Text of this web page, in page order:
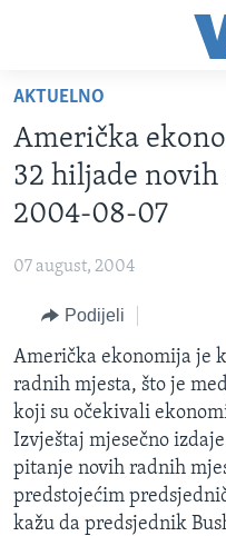
glavni
sadržaj
Pređi
na
glavnu
Idi
pretragu
TV PROGRAM
VIDEO
FOTOGRAFIJE DANA
SJEDINJENE AMERIČKE
BOSNA I HERCEGOVINA
SVIJET
NAUKA I TEHNOLOGIJA
SPECIJALNI PROJEKTI
KORUPCIJA
SLOBODA MEDIJA
ŽENSKA STRANA
IZBJEGLIČKA STRANA
MAGAZIN
AKTUELNO
Američka
32 hiljade
2004-08-07
07 august, 2004
Podijeli
Američka ekonomija je
radnih mjesta, što je
koji su očekivali
Izvještaj mjesečno
pitanje novih radnih
predstojećim
kažu da predsjednik